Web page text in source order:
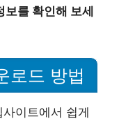
보를 확인해 보세
로드 방법
이트에서 쉽게